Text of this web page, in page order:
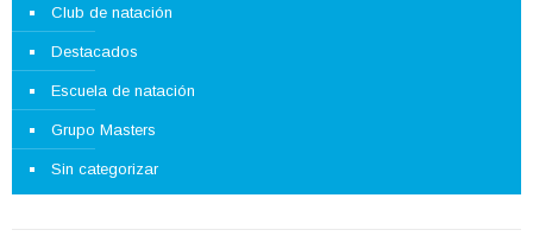
Club de natación
Destacados
Escuela de natación
Grupo Masters
Sin categorizar